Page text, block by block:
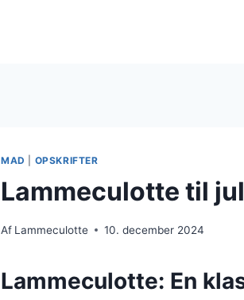
MAD OPSKRIFTER
Lammeculotte til
Af Lammeculotte 10. december 2024
Lammeculotte: En